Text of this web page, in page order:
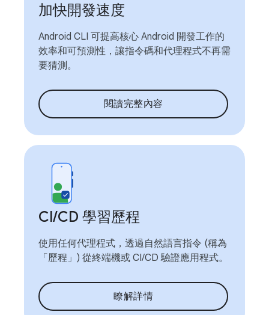
加快開發速度
Android CLI 可提高核心 Android 開發工作的
效率和可預測性，讓指令碼和代理程式不再需
要猜測。
閱讀完整內容
CI/CD 學習歷程
使用任何代理程式，透過自然語言指令 (稱為
「歷程」) 從終端機或 CI/CD 驗證應用程式。
瞭解詳情